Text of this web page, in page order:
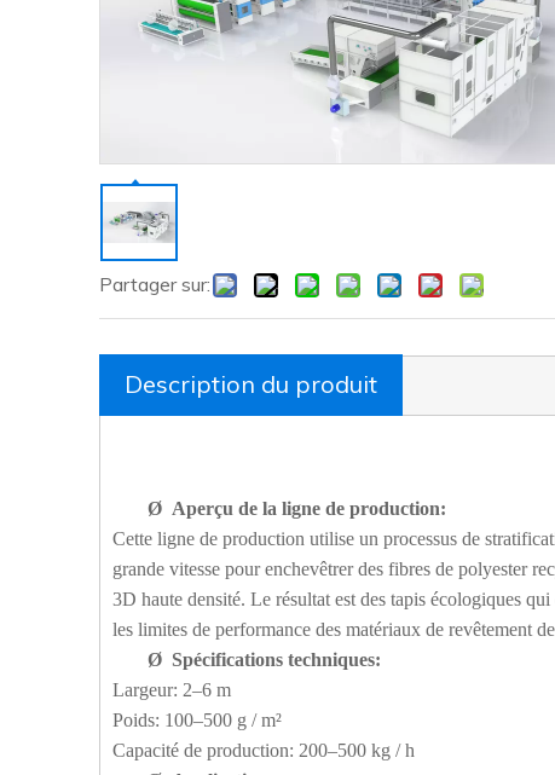
Partager sur:
Description du produit
Ø Aperçu de la ligne de production:
Cette ligne de production utilise un processus de
grande vitesse pour enchevêtrer des fibres de polyester
3D haute densité. Le résultat est des tapis écologiques
les limites de performance des matériaux de revêtement
Ø Spécifications techniques:
Largeur: 2–6 m
Poids: 100–500 g / m²
Capacité de production: 200–500 kg / h